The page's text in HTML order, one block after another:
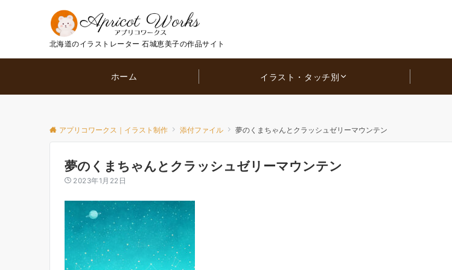
北海道のイラストレーター 石城恵美子の作品サイト
ホーム イラスト・タッチ別
アプリコワークス｜イラスト制作 添付ファイル 夢のくまちゃんとクラッシュゼリーマウンテン
夢のくまちゃんとクラッシュゼリーマウンテン
2023年1月22日